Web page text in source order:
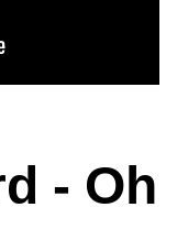
- Oh